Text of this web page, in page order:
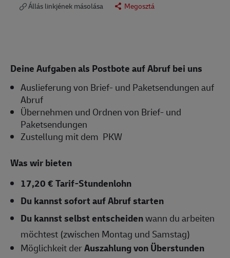
Állás linkjének másolása Megosztá
Deine Aufgaben als Postbote auf Abruf bei uns
Auslieferung von Brief- und Paketsendungen auf
Abruf
Übernehmen und Ordnen von Brief- und
Paketsendungen
Zustellung mit dem PKW
Was wir bieten
17,20 € Tarif-Stundenlohn
Du kannst sofort auf Abruf starten
Du kannst selbst entscheidenwann du arbeiten
möchtest (zwischen Montag und Samstag)
Möglichkeit derAuszahlung von Überstunden